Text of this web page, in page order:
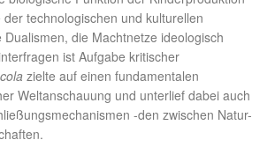
technologischen und kulturellen
Dualismen, die Machtnetze ideologisch
ist Aufgabe kritischer
zielte auf einen fundamentalen
Weltanschauung und unterlief dabei auch
-den zwischen Natur-